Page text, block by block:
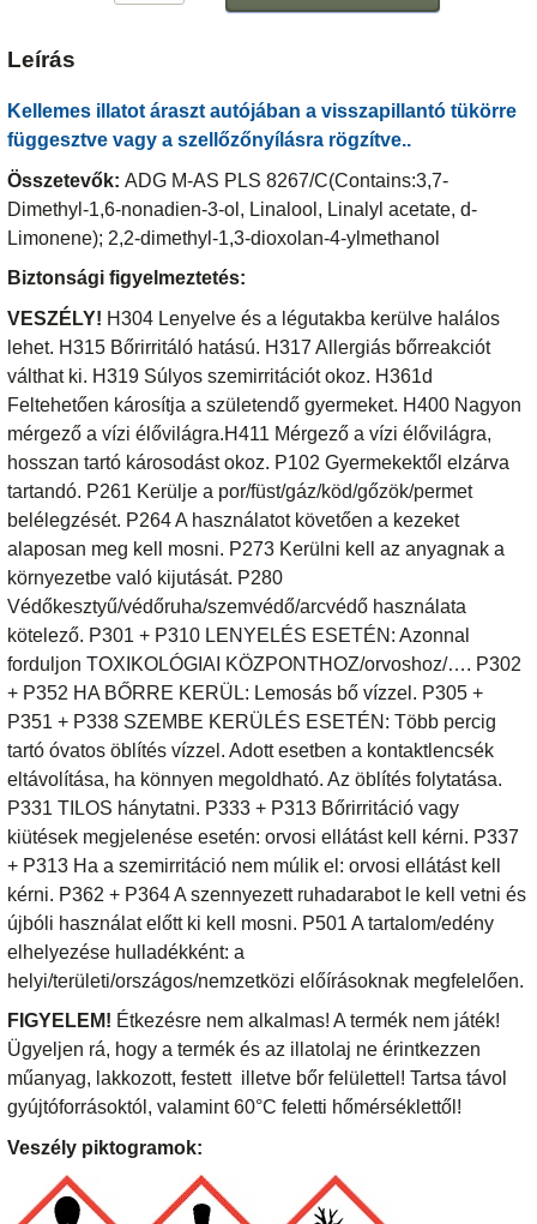
Leírás
Kellemes illatot áraszt autójában a visszapillantó tükörre
függesztve vagy a szellőzőnyílásra rögzítve..
Összetevők:ADG M-AS PLS 8267/C(Contains:3,7-
Dimethyl-1,6-nonadien-3-ol, Linalool, Linalyl acetate, d-
Limonene); 2,2-dimethyl-1,3-dioxolan-4-ylmethanol
Biztonsági figyelmeztetés:
VESZÉLY! H304 Lenyelve és a légutakba kerülve halálos
lehet. H315 Bőrirritáló hatású. H317 Allergiás bőrreakciót
válthat ki. H319 Súlyos szemirritációt okoz. H361d
Feltehetően károsítja a születendő gyermeket. H400 Nagyon
mérgező a vízi élővilágra.H411 Mérgező a vízi élővilágra,
hosszan tartó károsodást okoz. P102 Gyermekektől elzárva
tartandó. P261 Kerülje a por/füst/gáz/köd/gőzök/permet
belélegzését. P264 A használatot követően a kezeket
alaposan meg kell mosni. P273 Kerülni kell az anyagnak a
környezetbe való kijutását. P280
Védőkesztyű/védőruha/szemvédő/arcvédő használata
kötelező. P301 + P310 LENYELÉS ESETÉN: Azonnal
forduljon TOXIKOLÓGIAI KÖZPONTHOZ/orvoshoz/…. P302
+ P352 HA BŐRRE KERÜL: Lemosás bő vízzel. P305 +
P351 + P338 SZEMBE KERÜLÉS ESETÉN: Több percig
tartó óvatos öblítés vízzel. Adott esetben a kontaktlencsék
eltávolítása, ha könnyen megoldható. Az öblítés folytatása.
P331 TILOS hánytatni. P333 + P313 Bőrirritáció vagy
kiütések megjelenése esetén: orvosi ellátást kell kérni. P337
+ P313 Ha a szemirritáció nem múlik el: orvosi ellátást kell
kérni. P362 + P364 A szennyezett ruhadarabot le kell vetni és
újbóli használat előtt ki kell mosni. P501 A tartalom/edény
elhelyezése hulladékként: a
helyi/területi/országos/nemzetközi előírásoknak megfelelően.
FIGYELEM! Étkezésre nem alkalmas! A termék nem játék!
Ügyeljen rá, hogy a termék és az illatolaj ne érintkezzen
műanyag, lakkozott, festett illetve bőr felülettel! Tartsa távol
gyújtóforrásoktól, valamint 60°C feletti hőmérséklettől!
Veszély piktogramok: